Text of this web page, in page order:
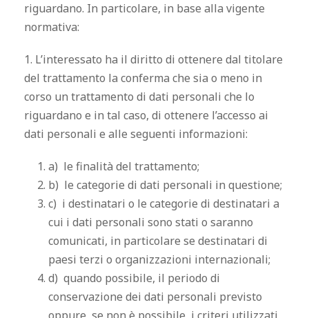
riguardano. In particolare, in base alla vigente
normativa:
1. L’interessato ha il diritto di ottenere dal titolare
del trattamento la conferma che sia o meno in
corso un trattamento di dati personali che lo
riguardano e in tal caso, di ottenere l’accesso ai
dati personali e alle seguenti informazioni:
a) le finalità del trattamento;
b) le categorie di dati personali in questione;
c) i destinatari o le categorie di destinatari a
cui i dati personali sono stati o saranno
comunicati, in particolare se destinatari di
paesi terzi o organizzazioni internazionali;
d) quando possibile, il periodo di
conservazione dei dati personali previsto